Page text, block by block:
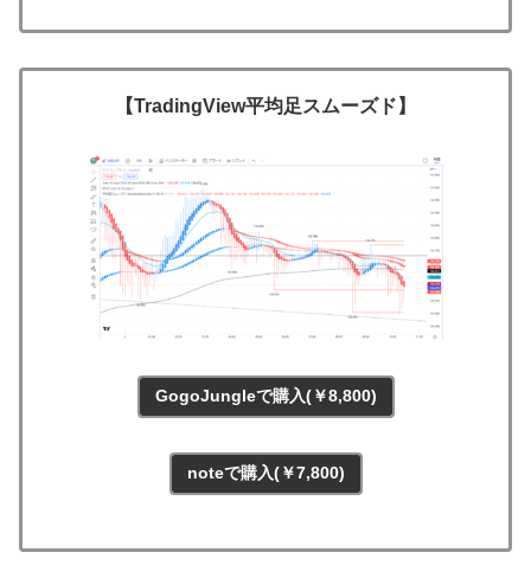
【TradingView平均足スムーズド】
GogoJungleで購入(￥8,800)
noteで購入(￥7,800)